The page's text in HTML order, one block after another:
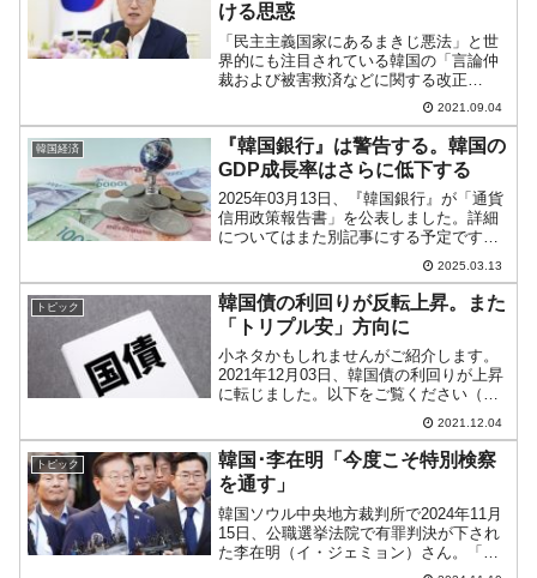
ける思惑
「民主主義国家にあるまきじ悪法」と世
界的にも注目されている韓国の「言論仲
裁および被害救済などに関する改正
案」。このいわゆる「メディア規制法」
が可決するや否やが問題となっていま
す。韓国では「文在寅保護法だ」という
指摘すらあるほどですが、先にご...
2021.09.04
韓国経済
『韓国銀行』は警告する。韓国の
GDP成長率はさらに低下する
2025年03月13日、『韓国銀行』が「通貨
信用政策報告書」を公表しました。詳細
についてはまた別記事にする予定です
が、ひと言でいえば『韓国銀行』からの
警告といった内容です。アメリカ合衆国
のトランプ大統領が全方位で（同盟国に
すら）けんかを売っ...
2025.03.13
トピック
韓国債の利回りが反転上昇。また
「トリプル安」方向に
小ネタかもしれませんがご紹介します。
2021年12月03日、韓国債の利回りが上昇
に転じました。以下をご覧ください（チ
ャートは『Investing.com』より引用：以
下同）。1カ月前と比較するとまだ低いで
すが一斉に反転昇しています。3年物の...
2021.12.04
トピック
韓国･李在明「今度こそ特別検察
を通す」
韓国ソウル中央地方裁判所で2024年11月
15日、公職選挙法院で有罪判決が下され
た李在明（イ・ジェミョン）さん。「監
獄に行きたくないでござる」で上訴する